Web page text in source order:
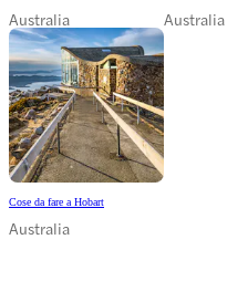
Australia Australia
Cose da fare a Hobart
Australia